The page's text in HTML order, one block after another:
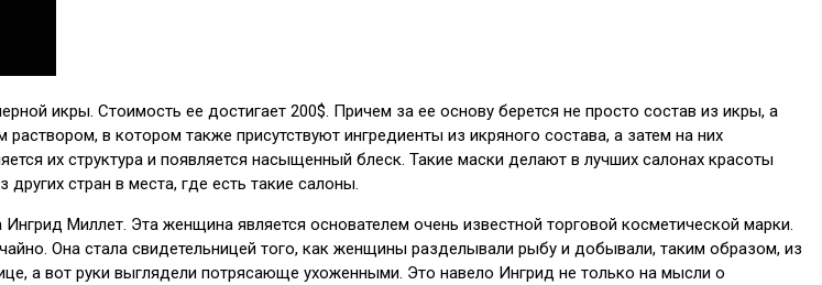
икры. Стоимость ее достигает 200$. Причем за ее основу берется не просто состав из икры, а
в котором также присутствуют ингредиенты из икряного состава, а затем на них
их структура и появляется насыщенный блеск. Такие маски делают в лучших салонах красоты
стран в места, где есть такие салоны.
Миллет. Эта женщина является основателем очень известной торговой косметической марки.
Она стала свидетельницей того, как женщины разделывали рыбу и добывали, таким образом, из
а вот руки выглядели потрясающе ухоженными. Это навело Ингрид не только на мысли о